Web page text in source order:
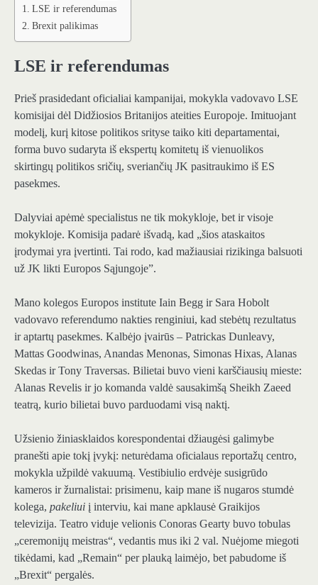
LSE ir referendumas
Brexit palikimas
LSE ir referendumas
Prieš prasidedant oficialiai kampanijai, mokykla vadovavo LSE
komisijai dėl Didžiosios Britanijos ateities Europoje. Imituojant
modelį, kurį kitose politikos srityse taiko kiti departamentai,
forma buvo sudaryta iš ekspertų komitetų iš vienuolikos
skirtingų politikos sričių, sveriančių JK pasitraukimo iš ES
pasekmes.
Dalyviai apėmė specialistus ne tik mokykloje, bet ir visoje
mokykloje. Komisija padarė išvadą, kad „šios ataskaitos
įrodymai yra įvertinti. Tai rodo, kad mažiausiai rizikinga balsuoti
už JK likti Europos Sąjungoje”.
Mano kolegos Europos institute Iain Begg ir Sara Hobolt
vadovavo referendumo nakties renginiui, kad stebėtų rezultatus
ir aptartų pasekmes. Kalbėjo įvairūs – Patrickas Dunleavy,
Mattas Goodwinas, Anandas Menonas, Simonas Hixas, Alanas
Skedas ir Tony Traversas. Bilietai buvo vieni karščiausių mieste:
Alanas Revelis ir jo komanda valdė sausakimšą Sheikh Zaeed
teatrą, kurio bilietai buvo parduodami visą naktį.
Užsienio žiniasklaidos korespondentai džiaugėsi galimybe
pranešti apie tokį įvykį: neturėdama oficialaus reportažų centro,
mokykla užpildė vakuumą. Vestibiulio erdvėje susigrūdo
kameros ir žurnalistai: prisimenu, kaip mane iš nugaros stumdė
kolega, pakeliui į interviu, kai mane apklausė Graikijos
televizija. Teatro viduje velionis Conoras Gearty buvo tobulas
„ceremonijų meistras“, vedantis mus iki 2 val. Nuėjome miegoti
tikėdami, kad „Remain“ per plauką laimėjo, bet pabudome iš
„Brexit“ pergalės.